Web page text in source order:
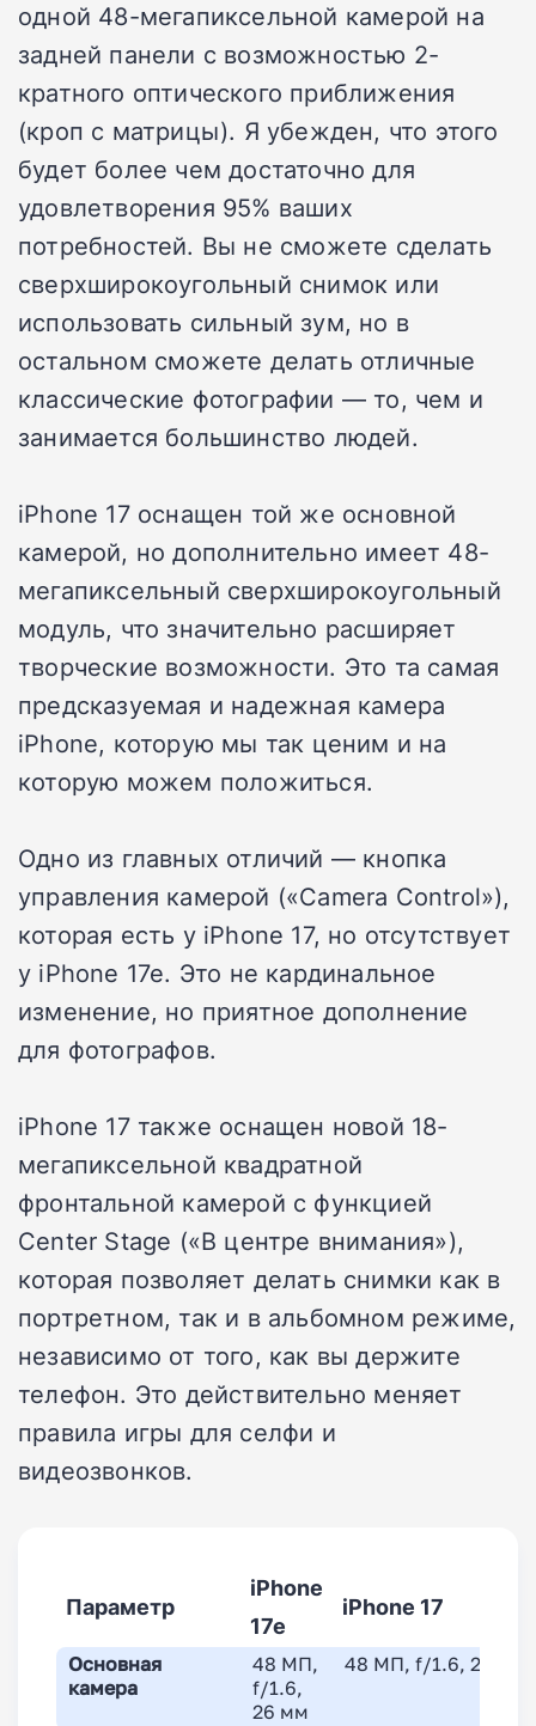
одной 48-мегапиксельной камерой на
задней панели с возможностью 2-
кратного оптического приближения
(кроп с матрицы). Я убежден, что этого
будет более чем достаточно для
удовлетворения 95% ваших
потребностей. Вы не сможете сделать
сверхширокоугольный снимок или
использовать сильный зум, но в
остальном сможете делать отличные
классические фотографии — то, чем и
занимается большинство людей.
iPhone 17 оснащен той же основной
камерой, но дополнительно имеет 48-
мегапиксельный сверхширокоугольный
модуль, что значительно расширяет
творческие возможности. Это та самая
предсказуемая и надежная камера
iPhone, которую мы так ценим и на
которую можем положиться.
Одно из главных отличий — кнопка
управления камерой («Camera Control»),
которая есть у iPhone 17, но отсутствует
у iPhone 17e. Это не кардинальное
изменение, но приятное дополнение
для фотографов.
iPhone 17 также оснащен новой 18-
мегапиксельной квадратной
фронтальной камерой с функцией
Center Stage («В центре внимания»),
которая позволяет делать снимки как в
портретном, так и в альбомном режиме,
независимо от того, как вы держите
телефон. Это действительно меняет
правила игры для селфи и
видеозвонков.
Параметр
iPhone
17e
iPhone 17
Основная
камера
48 МП,
f/1.6,
26 мм
48 МП, f/1.6, 26 мм